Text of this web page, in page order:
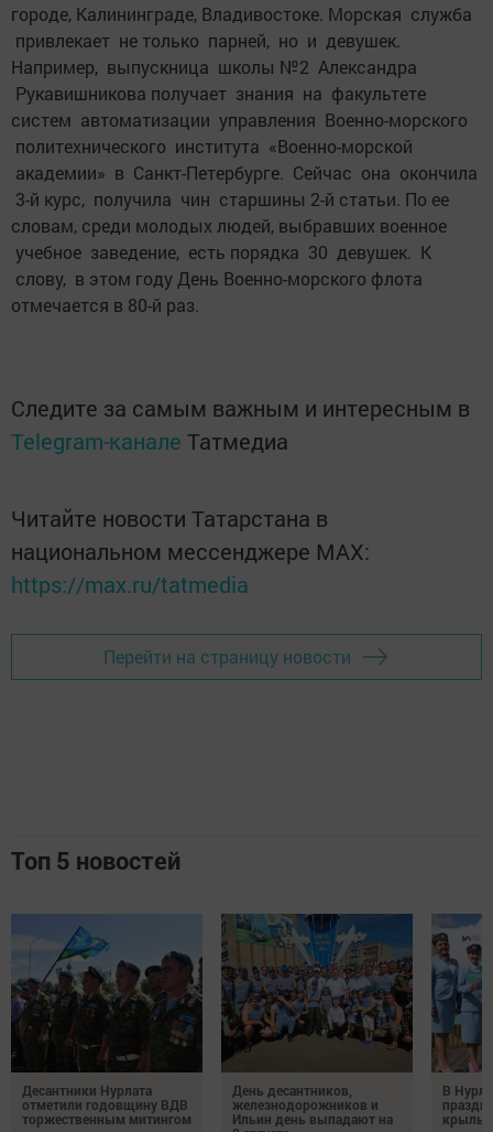
городе, Калининграде, Владивостоке. Морская служба
привлекает не только парней, но и девушек.
Например, выпускница школы №2 Александра
Рукавишникова получает знания на факультете
систем автоматизации управления Военно-морского
политехнического института «Военно-морской
академии» в Санкт-Петербурге. Сейчас она окончила
3-й курс, получила чин старшины 2-й статьи. По ее
словам, среди молодых людей, выбравших военное
учебное заведение, есть порядка 30 девушек. К
слову, в этом году День Военно-морского флота
отмечается в 80-й раз.
Следите за самым важным и интересным в
Telegram-канале Татмедиа
Читайте новости Татарстана в
национальном мессенджере MАХ:
https://max.ru/tatmedia
Перейти на страницу новости
Топ 5 новостей
Десантники Нурлата
отметили годовщину ВДВ
торжественным митингом
День десантников,
железнодорожников и
Ильин день выпадают на
В